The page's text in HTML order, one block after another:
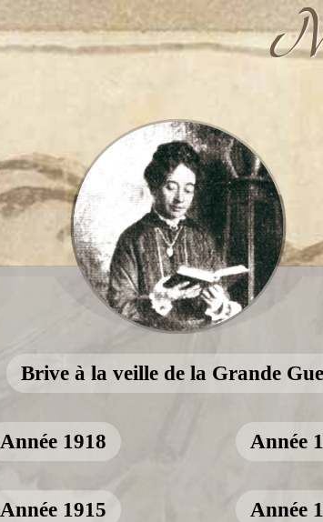
Brive à la veille de la Grande
Année 1918 Année
Année 1915 Année